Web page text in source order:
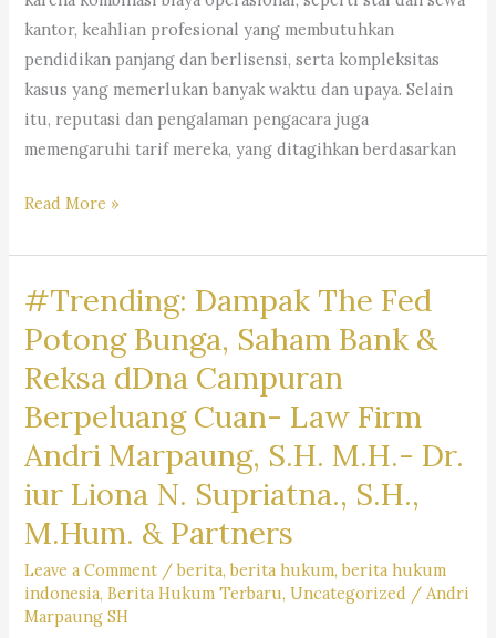
#lagibutuhjasapengacara,
kantor, keahlian profesional yang membutuhkan
pendidikan panjang dan berlisensi, serta kompleksitas
kasus yang memerlukan banyak waktu dan upaya. Selain
itu, reputasi dan pengalaman pengacara juga
memengaruhi tarif mereka, yang ditagihkan berdasarkan
Mengapa
Pengacara
Mahal
Kantor
Hukum
Dr.
Iur
Liona
N.
Supriatna.,
S.H.,
M.Hum.
–
Read More »
#Trending: Dampak The Fed
Potong Bunga, Saham Bank &
Reksa dDna Campuran
Berpeluang Cuan- Law Firm
Andri Marpaung, S.H. M.H.- Dr.
iur Liona N. Supriatna., S.H.,
M.Hum. & Partners
Leave a Comment /berita,berita hukum,berita hukum
indonesia,Berita Hukum Terbaru,Uncategorized / Andri
Marpaung SH